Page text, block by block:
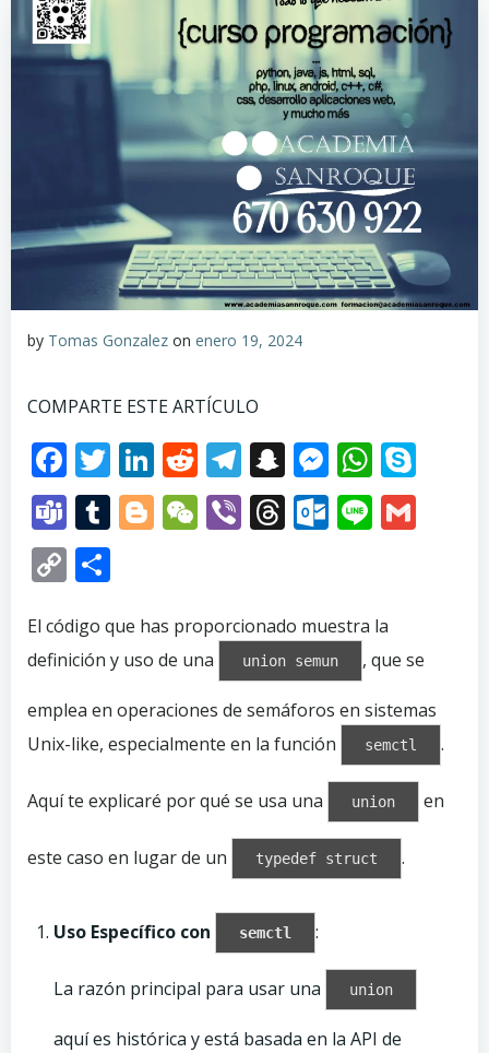
by Tomas Gonzalez on enero 19, 2024
COMPARTE ESTE ARTÍCULO
Facebook
Twitter
LinkedIn
Reddit
Telegram
Snapchat
Teams
Tumblr
Blogger
WeChat
ViberThreads
Line
Copy
Link
El código que has proporcionado muestra la
definición y uso de una
union semun , que se
emplea en operaciones de semáforos en sistemas
Unix-like, especialmente en la función
semctl .
Aquí te explicaré por qué se usa una union en
este caso en lugar de un typedef struct .
Uso Específico con semctl :
La razón principal para usar una union
aquí es histórica y está basada en la API de